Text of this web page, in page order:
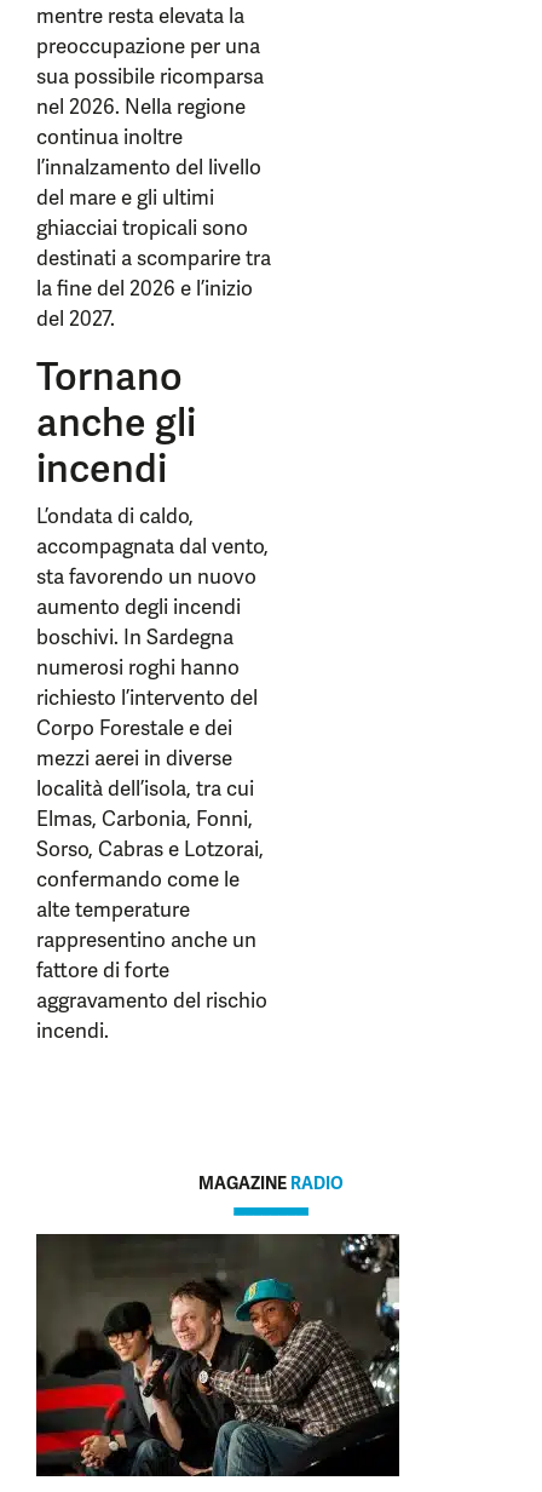
mentre resta elevata la
preoccupazione per una
sua possibile ricomparsa
nel 2026. Nella regione
continua inoltre
l’innalzamento del livello
del mare e gli ultimi
ghiacciai tropicali sono
destinati a scomparire tra
la fine del 2026 e l’inizio
del 2027.
Tornano
anche gli
incendi
L’ondata di caldo,
accompagnata dal vento,
sta favorendo un nuovo
aumento degli incendi
boschivi. In Sardegna
numerosi roghi hanno
richiesto l’intervento del
Corpo Forestale e dei
mezzi aerei in diverse
località dell’isola, tra cui
Elmas, Carbonia, Fonni,
Sorso, Cabras e Lotzorai,
confermando come le
alte temperature
rappresentino anche un
fattore di forte
aggravamento del rischio
incendi.
MAGAZINE RADIO